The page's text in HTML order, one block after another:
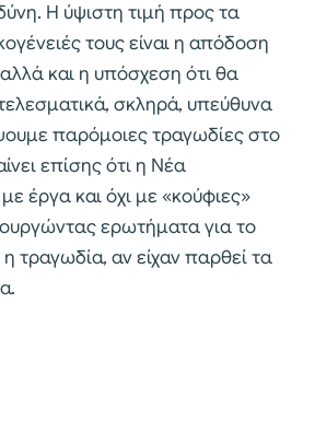
Η ύψιστη τιμή προς τα
τους είναι η απόδοση
και η υπόσχεση ότι θα
σκληρά, υπεύθυνα
παρόμοιες τραγωδίες στο
επίσης ότι η Νέα
έργα και όχι με «κούφιες»
ερωτήματα για το
τραγωδία, αν είχαν παρθεί τα